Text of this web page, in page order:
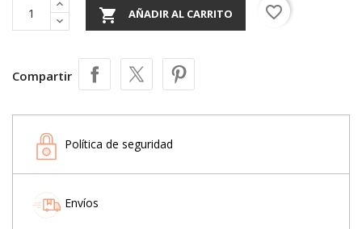
 AÑADIR AL CARRITO favorite_border
Compartir
Política de seguridad
Envíos